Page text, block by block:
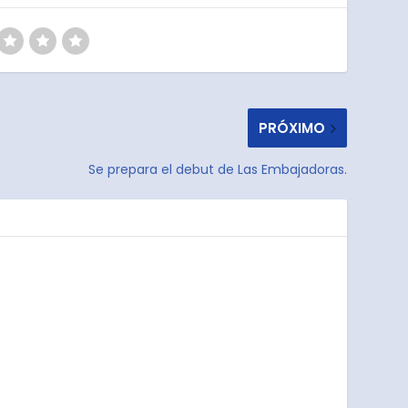
PRÓXIMO
Se prepara el debut de Las Embajadoras.